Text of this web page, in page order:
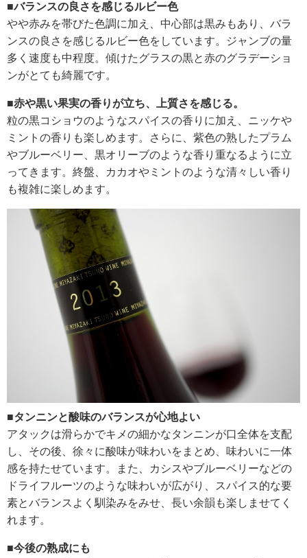
■バランスの良さを感じるルビー色
やや赤みを帯びた色調に加え、中心部は黒みもあり、バラ
ンスの良さを感じるルビー色をしています。ジャンブの量
多く速度も中程度。傾けたグラスの黒と赤のグラデーショ
ンがとても綺麗です。
■赤や黒い果実の香りが立ち、上質さを感じる。
粒の黒コショウのようなスパイスの香りに加え、ニッケや
ミントの香りも楽しめます。さらに、紫色の熟したプラム
やブルーベリー、黒オリーブのような香り重なるように立
ってきます。終盤、カカオやミントのような清々しい香り
も複雑に楽しめます。
■タンニンと酸味のバランスが心地よい
アタックは滑らかでキメの細かなタンニンが口全体を支配
し、その後、徐々に酸味が味わいをまとめ、味わいに一体
感を持たせています。また、カシスやブルーベリーなどの
ドライフルーツのような味わいが広がり、スパイス的な要
素とバランスよく馴染みをみせ、長い余韻も楽しませてく
れます。
■今後の熟成にも